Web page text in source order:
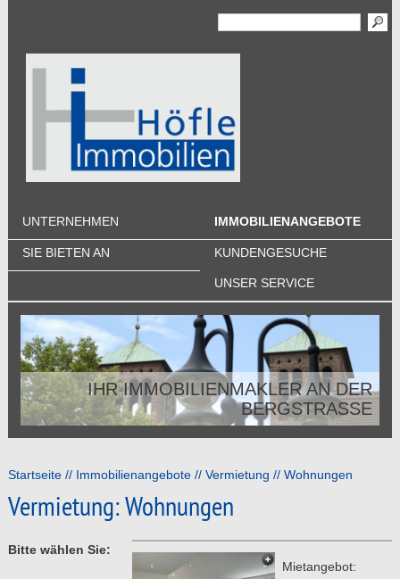
UNTERNEHMEN IMMOBILIENANGEBOTE
SIE BIETEN AN KUNDENGESUCHE
UNSER SERVICE
IHR IMMOBILIENMAKLER AN DER
BERGSTRASSE
Startseite Immobilienangebote Vermietung Wohnungen
Vermietung: Wohnungen
Bitte wählen Sie:
Mietangebot: